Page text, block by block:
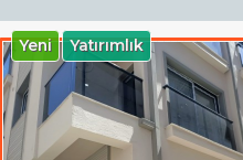
Yeni Yatırımlık